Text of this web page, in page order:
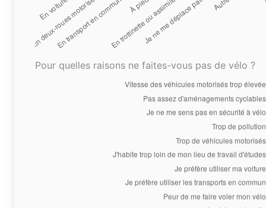
Pour quelles raisons ne faites-vous pas de vélo ?